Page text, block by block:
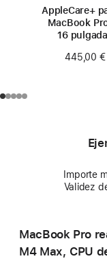
AppleCare+
MacBook
16
445,00 €
Importe
Validez
MacBook Pro
M4 Max, CPU